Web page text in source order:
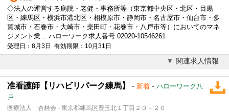
◇法人の運営する病院・老健・事務所等（東京都中央区・北区・目黒
区・練馬区・横浜市港北区・相模原市・静岡市・名古屋市・仙台市・多
賀城市・石巻市・大崎市・柴田町・花巻市・八戸市等）においてのマネ
ジメント業... ハローワーク求人番号 02020-10546261
受理日：8月3日 有効期限：10月31日
関連求人情報
准看護師【リハビリパーク練馬】 - 新着 - ハローワーク八
戸
医療法人 杏林会 - 東京都練馬区豊玉北１丁目２０－２０